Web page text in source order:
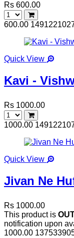
Rs 600.00
600.00
Quick View
Kavi -
Rs 1000.00
1000.00
Quick View
Jivan Ne
Rs 1000.00
This product is
notification upon
1000.00